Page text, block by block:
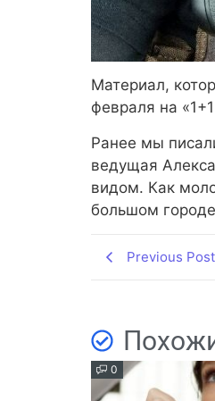
Материал,
февраля на
Ранее мы
ведущая
видом. Как
большом
Previous Post
0